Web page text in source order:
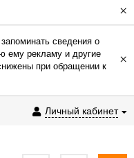
×
сведения о
ему рекламу и другие
при обращении к
×
Личный кабинет